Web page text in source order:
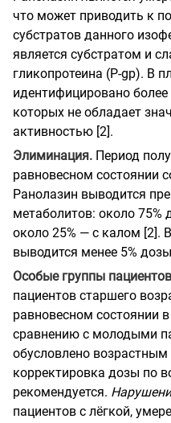
что может приводить к
субстратов данного
является субстратом и
гликопротеина (P-gp). В
идентифицировано
которых не обладает
активностью [2].
Элиминация. Период
равновесном состоянии
Ранолазин выводится
метаболитов: около 75%
около 25% — с калом [2].
выводится менее 5%
Особые группы
пациентов старшего
равновесном состоянии
сравнению с молодыми
обусловлено
корректировка дозы по
рекомендуется.
пациентов с лёгкой,